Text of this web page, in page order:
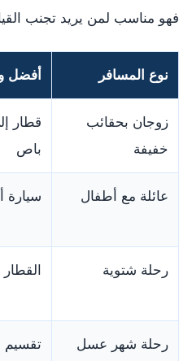
فهو مناسب لمن يريد تجنب
نوع المسافر أفضل
زوجان بحقائب
خفيفة
باص
عائلة مع أطفال سيارة
رحلة شتوية
رحلة شهر عسل تقسيم